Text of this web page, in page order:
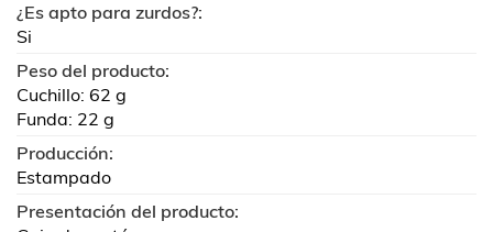
¿Es apto para zurdos?:
Si
Peso del producto:
Cuchillo: 62 g
Funda: 22 g
Producción:
Estampado
Presentación del producto: